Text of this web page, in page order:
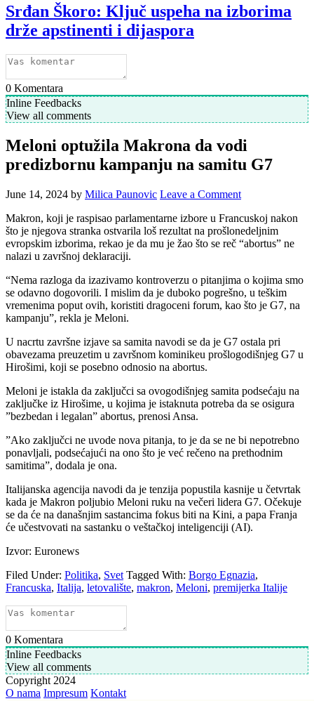
Srđan Škoro: Ključ uspeha na izborima
drže apstinenti i dijaspora
0 Komentara
Inline Feedbacks
View all comments
Meloni optužila Makrona da vodi
predizbornu kampanju na samitu G7
June 14, 2024 by Milica Paunovic Leave a Comment
Makron, koji je raspisao parlamentarne izbore u Francuskoj nakon
što je njegova stranka ostvarila loš rezultat na prošlonedeljnim
evropskim izborima, rekao je da mu je žao što se reč “abortus” ne
nalazi u završnoj deklaraciji.
“Nema razloga da izazivamo kontroverzu o pitanjima o kojima smo
se odavno dogovorili. I mislim da je duboko pogrešno, u teškim
vremenima poput ovih, koristiti dragoceni forum, kao što je G7, na
kampanju”, rekla je Meloni.
U nacrtu završne izjave sa samita navodi se da je G7 ostala pri
obavezama preuzetim u završnom kominikeu prošlogodišnjeg G7 u
Hirošimi, koji se posebno odnosio na abortus.
Meloni je istakla da zaključci sa ovogodišnjeg samita podsećaju na
zaključke iz Hirošime, u kojima je istaknuta potreba da se osigura
”bezbedan i legalan” abortus, prenosi Ansa.
”Ako zaključci ne uvode nova pitanja, to je da se ne bi nepotrebno
ponavljali, podsećajući na ono što je već rečeno na prethodnim
samitima”, dodala je ona.
Italijanska agencija navodi da je tenzija popustila kasnije u četvrtak
kada je Makron poljubio Meloni ruku na večeri lidera G7. Očekuje
se da će na današnjim sastancima fokus biti na Kini, a papa Franja
će učestvovati na sastanku o veštačkoj inteligenciji (AI).
Izvor: Euronews
Filed Under: Politika, Svet Tagged With: Borgo Egnazia,
Francuska, Italija, letovalište, makron, Meloni, premijerka Italije
0 Komentara
Inline Feedbacks
View all comments
Copyright 2024
O nama Impresum Kontakt